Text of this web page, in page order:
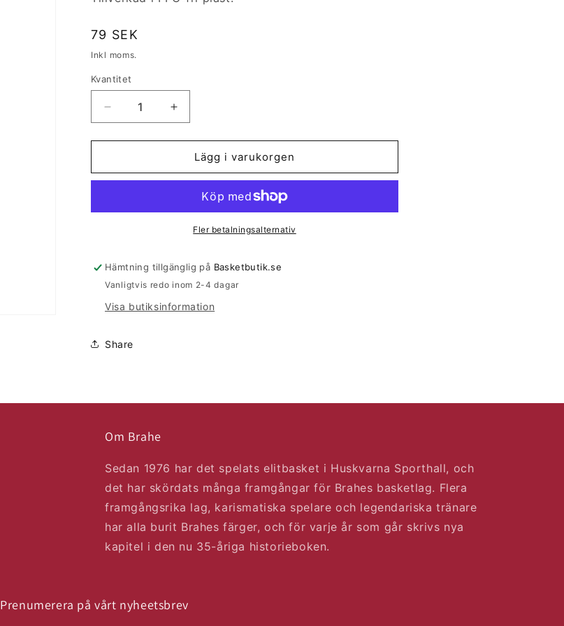
Ordinarie
pris
79 SEK
Inkl moms.
Kvantitet
Kvantitet
Minska
kvantitet
för
Öka
kvantitet
för
Sportflaska
Lägg i varukorgen
Fler betalningsalternativ
Hämtning tillgänglig på Basketbutik.se
Vanligtvis redo inom 2-4 dagar
Visa butiksinformation
Share
Om Brahe
Sedan 1976 har det spelats elitbasket i Huskvarna Sporthall, och
det har skördats många framgångar för Brahes basketlag. Flera
framgångsrika lag, karismatiska spelare och legendariska tränare
har alla burit Brahes färger, och för varje år som går skrivs nya
kapitel i den nu 35-åriga historieboken.
Prenumerera på vårt nyheetsbrev